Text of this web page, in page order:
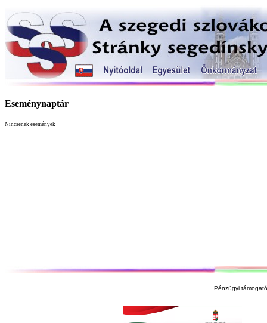
Eseménynaptár
Nincsenek események
Pénzügyi